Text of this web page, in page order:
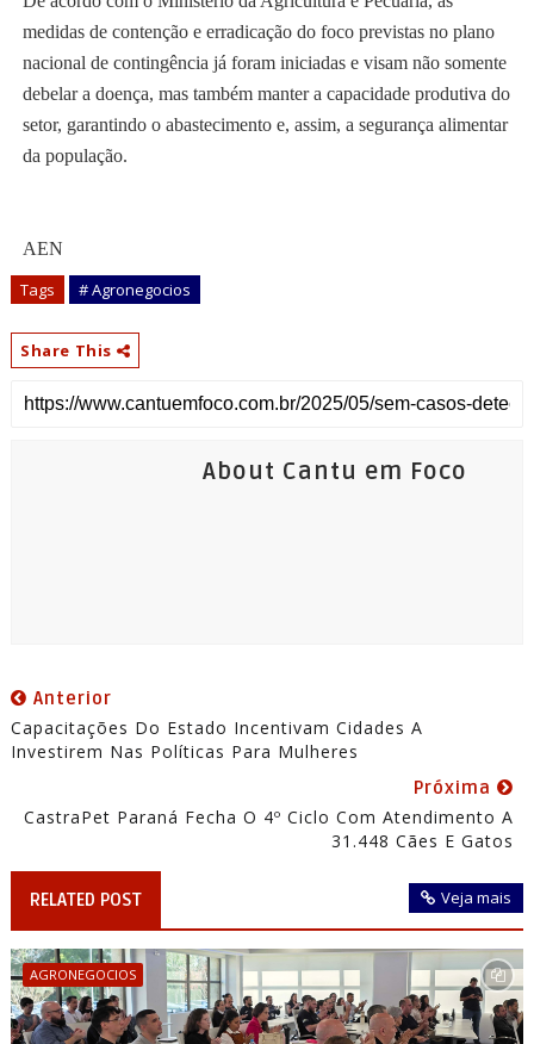
medidas de contenção e erradicação do foco previstas no plano
nacional de contingência já foram iniciadas e visam não somente
debelar a doença, mas também manter a capacidade produtiva do
setor, garantindo o abastecimento e, assim, a segurança alimentar
da população.
AEN
Tags # Agronegocios
Share This
About Cantu em Foco
Anterior
Capacitações Do Estado Incentivam Cidades A
Investirem Nas Políticas Para Mulheres
Próxima
CastraPet Paraná Fecha O 4º Ciclo Com Atendimento A
31.448 Cães E Gatos
RELATED POST Veja mais
AGRONEGOCIOS